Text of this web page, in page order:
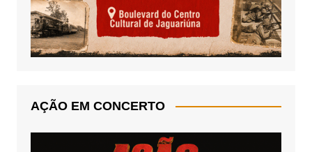
AÇÃO EM CONCERTO